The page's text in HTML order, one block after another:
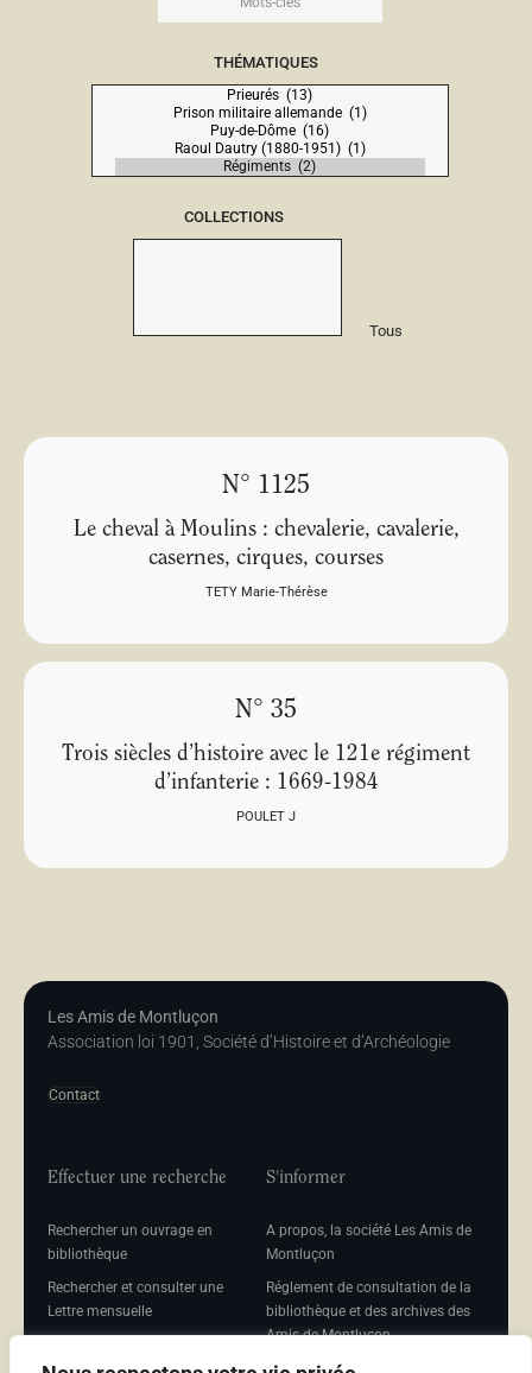
THÉMATIQUES
COLLECTIONS
Tous
N° 1125
Le cheval à Moulins : chevalerie, cavalerie,
casernes, cirques, courses
TETY Marie-Thérèse
N° 35
Trois siècles d’histoire avec le 121e régiment
d’infanterie : 1669-1984
POULET J
Les Amis de Montluçon
Association loi 1901, Société d’Histoire et d’Archéologie
Contact
Effectuer une recherche
Rechercher un ouvrage en
bibliothèque
Rechercher et consulter une
Lettre mensuelle
mensuelle
S'informer
A propos, la société Les Amis de
Montluçon
Réglement de consultation de la
bibliothèque et des archives des
Amis de Montluçon
Mentions légales